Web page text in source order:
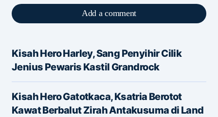
Add a comment
Alamat email Anda tidak akan dipublikasikan.
Ruas yang wajib ditandai*
Message*
Kisah Hero Harley, Sang Penyihir Cilik
Jenius Pewaris Kastil Grandrock
Kisah Hero Gatotkaca, Ksatria Berotot
Kawat Berbalut Zirah Antakusuma di Land